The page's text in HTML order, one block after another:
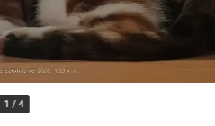
1 /4